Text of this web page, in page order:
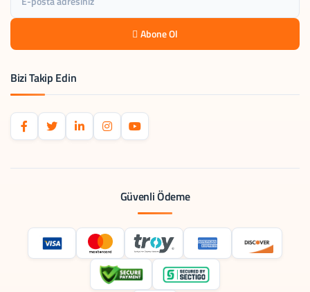
Abone Ol
Bizi Takip Edin
Güvenli Ödeme